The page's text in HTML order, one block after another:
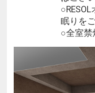
眠りを
○全室禁